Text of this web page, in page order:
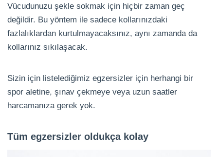
Vücudunuzu şekle sokmak için hiçbir zaman geç
değildir. Bu yöntem ile sadece kollarınızdaki
fazlalıklardan kurtulmayacaksınız, aynı zamanda da
kollarınız sıkılaşacak.
Sizin için listelediğimiz egzersizler için herhangi bir
spor aletine, şınav çekmeye veya uzun saatler
harcamanıza gerek yok.
Tüm egzersizler oldukça kolay